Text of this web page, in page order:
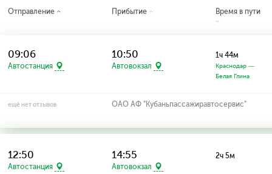
Отправление Прибытие Время в пути
09:06
Автостанция
10:50
Автовокзал
1ч 44м
Краснодар —
Белая Глина
ещё нет отзывов ОАО АФ "Кубаньпассажиравтосервис"
12:50
Автостанция
14:55
Автовокзал
2ч 5м